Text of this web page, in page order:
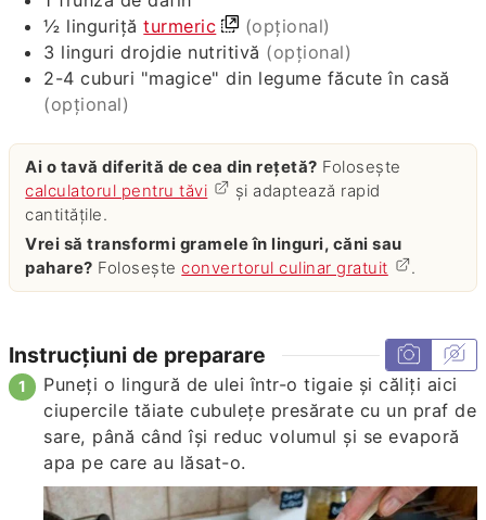
½ linguriță turmeric
(opțional)
3 linguri drojdie nutritivă (opțional)
2-4 cuburi "magice" din legume făcute în casă
(opțional)
Ai o tavă diferită de cea din rețetă? Folosește
calculatorul pentru tăvi
și adaptează rapid
cantitățile.
Vrei să transformi gramele în linguri, căni sau
pahare? Foloseșteconvertorul culinar gratuit .
Instrucțiuni de preparare
Puneți o lingură de ulei într-o tigaie și căliți aici
ciupercile tăiate cubulețe presărate cu un praf de
sare, până când își reduc volumul și se evaporă
apa pe care au lăsat-o.